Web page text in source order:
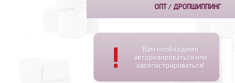
ОПТ/ ДРОПШИППИНГ
!
Вам необходимо
авторизироваться или
зарегистрироваться!